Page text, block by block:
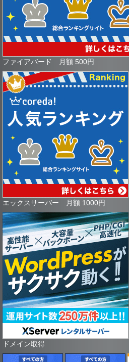
ファイアバード 月額 500円
エックスサーバー 月額 1000円
ドメイン取得